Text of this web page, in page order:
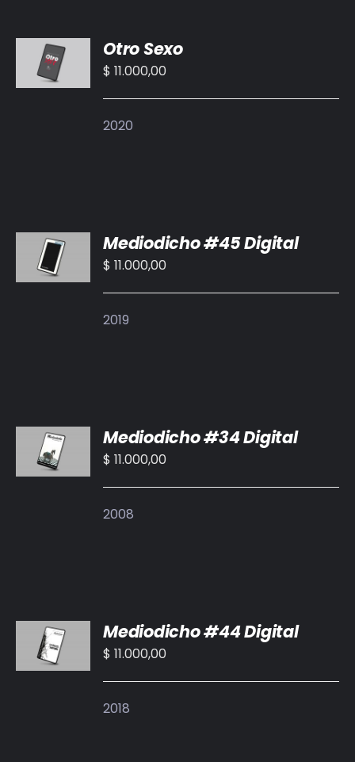
AL
CARRITO
/
Otro Sexo
$ 11.000,00
2020
AL
CARRITO
/
Mediodicho #45 Digital
$ 11.000,00
2019
AL
CARRITO
/
Mediodicho #34 Digital
$ 11.000,00
2008
AL
CARRITO
/
Mediodicho #44 Digital
$ 11.000,00
2018